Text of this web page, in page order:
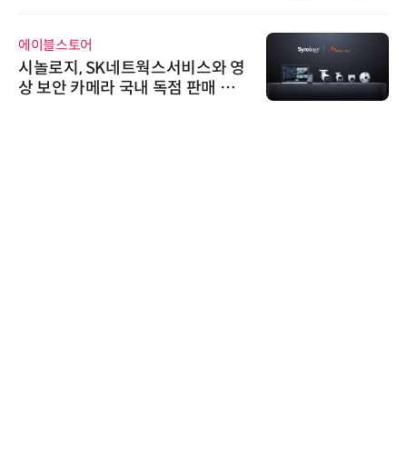
에이블스토어
시놀로지, SK네트웍스서비스와 영
상 보안 카메라 국내 독점 판매 파